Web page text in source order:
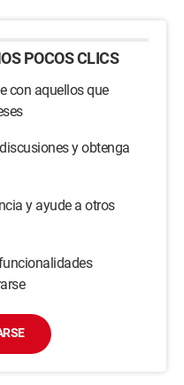
POCOS CLICS
con aquellos que
y obtenga
y ayude a otros